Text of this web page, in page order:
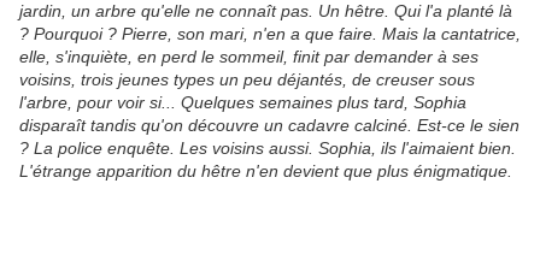
jardin, un arbre qu'elle ne connaît pas. Un hêtre. Qui l'a planté là
? Pourquoi ? Pierre, son mari, n'en a que faire. Mais la cantatrice,
elle, s'inquiète, en perd le sommeil, finit par demander à ses
voisins, trois jeunes types un peu déjantés, de creuser sous
l'arbre, pour voir si... Quelques semaines plus tard, Sophia
disparaît tandis qu'on découvre un cadavre calciné. Est-ce le sien
? La police enquête. Les voisins aussi. Sophia, ils l'aimaient bien.
L'étrange apparition du hêtre n'en devient que plus énigmatique.